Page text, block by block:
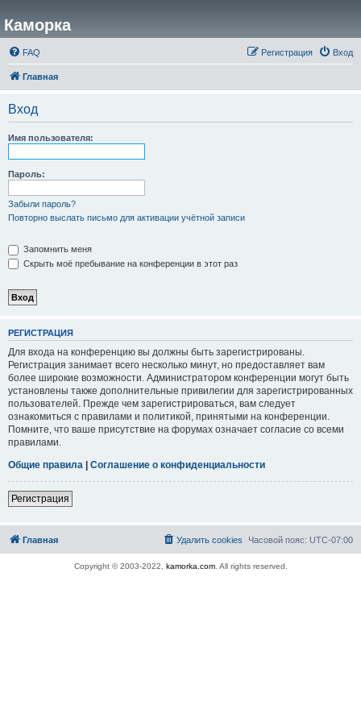
Каморка
FAQ Вход
Регистрация
Главная
Вход
Имя пользователя:
Пароль:
Забыли пароль?
Повторно выслать письмо для активации учётной записи
Запомнить меня
Скрыть моё пребывание на конференции в этот раз
РЕГИСТРАЦИЯ
Для входа на конференцию вы должны быть зарегистрированы.
Регистрация занимает всего несколько минут, но предоставляет вам
более широкие возможности. Администратором конференции могут быть
установлены также дополнительные привилегии для зарегистрированных
пользователей. Прежде чем зарегистрироваться, вам следует
ознакомиться с правилами и политикой, принятыми на конференции.
Помните, что ваше присутствие на форумах означает согласие со всеми
правилами.
Общие правила | Соглашение о конфиденциальности
Регистрация
Главная Часовой пояс: UTC-07:00
Удалить cookies
Copyright © 2003-2022, kamorka.com. All rights reserved.